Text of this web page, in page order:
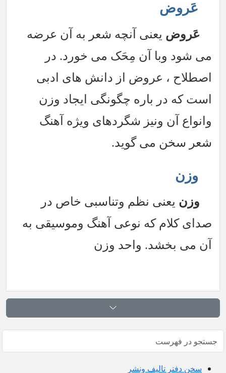
عَروض
عَروض یعنی آنچه شعر به آن عرضه
می شود وبا آن مِحَک می خورد. در
اصطلاح ، عروض از دانش های ادبی
است که در باره چگونگی ایجاد وزن
وانواع آن ونیز شگردهای ویژه آهنگ
شعر سخن می گوید.
وزن
وزن یعنی نظم وتناسبی خاص در
صدای کلام که نوعی آهنگ وموسیقی به
آن می بخشد. واحد وزن
سخن دفتر تالیف ونشر